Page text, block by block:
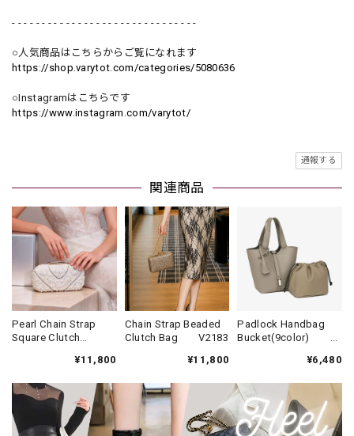
- - - - - - - - - - - - - - - - - - - - - - - - - - - - - - -
○人気商品はこちらからご覧になれます
https://shop.varytot.com/categories/5080636
○Instagramはこちらです
https://www.instagram.com/varytot/
通報する
関連商品
Pearl Chain Strap
Square Clutch
¥11,800
Chain Strap Beaded
Clutch Bag V2183
¥11,800
Padlock Handbag
Bucket(9color)
¥6,480